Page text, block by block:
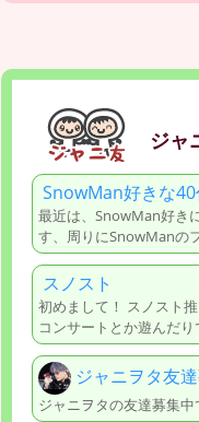
ジャ
SnowMan好きな40
最近は、SnowMan好き
す、周りにSnowManの
スノスト
初めまして！ スノスト
コンサートとか遊んだ
ジャニヲタ友
ジャニヲタの友達募集